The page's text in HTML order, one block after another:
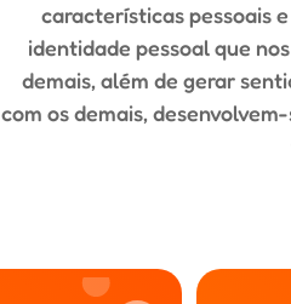
características pessoais
identidade pessoal que
demais, além de gerar
com os demais,